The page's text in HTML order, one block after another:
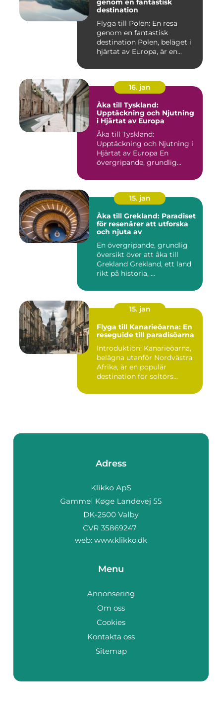
genom en fantastisk
destination
Flyga till Polen: En resa
genom en fantastisk
destination Polen, beläget i
hjärtat av Europa, är en...
16. jan
Åka till Tyskland:
Upptäckning och Njutning
i Hjärtat av Europa
Åka till Tyskland:
Upptäckning och Njutning i
Hjärtat av Europa En
övergripande, grundlig
15. jan
Åka till Grekland: Paradiset
för resenärer att utforska
och njuta av
En övergripande, grundlig
översikt över att åka till
Grekland Grekland, ett land
rikt på historia, ...
15. jan
Flyga till Kanarieöarna: En
reseguide till paradisöarna
Introduktion: Kanarieöarna,
belägna utanför Nordvästra
Afrika, är en populär
destination för soltörs...
Adress
web: www.klikko.dk
Menu
Annonsering
Om oss
Cookies
Kontakta oss
Sitemap